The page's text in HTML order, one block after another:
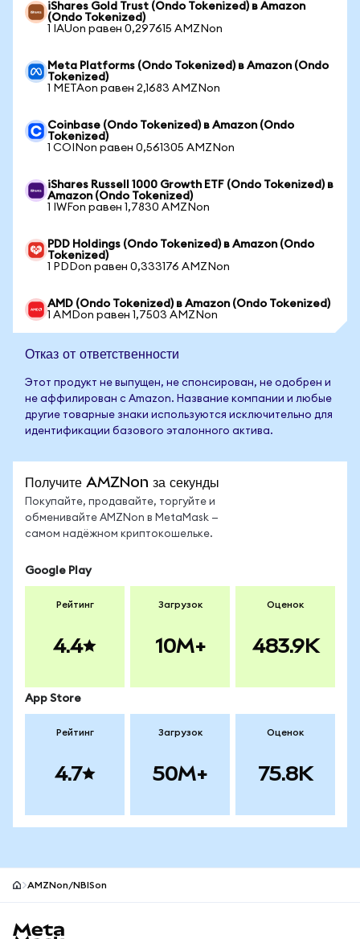
iShares Gold Trust (Ondo Tokenized) в Amazon
(Ondo Tokenized)
1 IAUon равен 0,297615 AMZNon
Meta Platforms (Ondo Tokenized) в Amazon (Ondo
Tokenized)
1 METAon равен 2,1683 AMZNon
Coinbase (Ondo Tokenized) в Amazon (Ondo
Tokenized)
1 COINon равен 0,561305 AMZNon
iShares Russell 1000 Growth ETF (Ondo Tokenized) в
Amazon (Ondo Tokenized)
1 IWFon равен 1,7830 AMZNon
PDD Holdings (Ondo Tokenized) в Amazon (Ondo
Tokenized)
1 PDDon равен 0,333176 AMZNon
AMD (Ondo Tokenized) в Amazon (Ondo Tokenized)
1 AMDon равен 1,7503 AMZNon
Отказ от ответственности
Этот продукт не выпущен, не спонсирован, не одобрен и
не аффилирован с Amazon. Название компании и любые
другие товарные знаки используются исключительно для
идентификации базового эталонного актива.
Получите AMZNon за секунды
Покупайте, продавайте, торгуйте и
обменивайте AMZNon в MetaMask —
самом надёжном криптокошельке.
Google Play
Рейтинг
4.4
Загрузок
10M+
Оценок
483.9K
App Store
Рейтинг
4.7
Загрузок
50M+
Оценок
75.8K
AMZNon/NBISon